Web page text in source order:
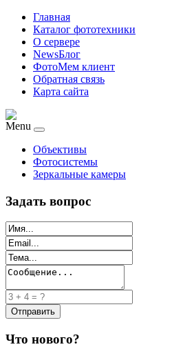
Главная
Каталог фототехники
О сервере
NewsБлог
ФотоМем клиент
Обратная связь
Карта сайта
Menu
Объективы
Фотосистемы
Зеркальные камеры
Задать вопрос
Что нового?